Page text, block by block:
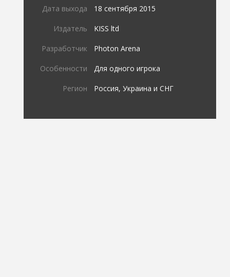
Дата выхода 18 сентября 2015
Издатель KISS ltd
Разработчик Photon Arena
Особенности Для одного игрока
Регион Россия, Украина и СНГ